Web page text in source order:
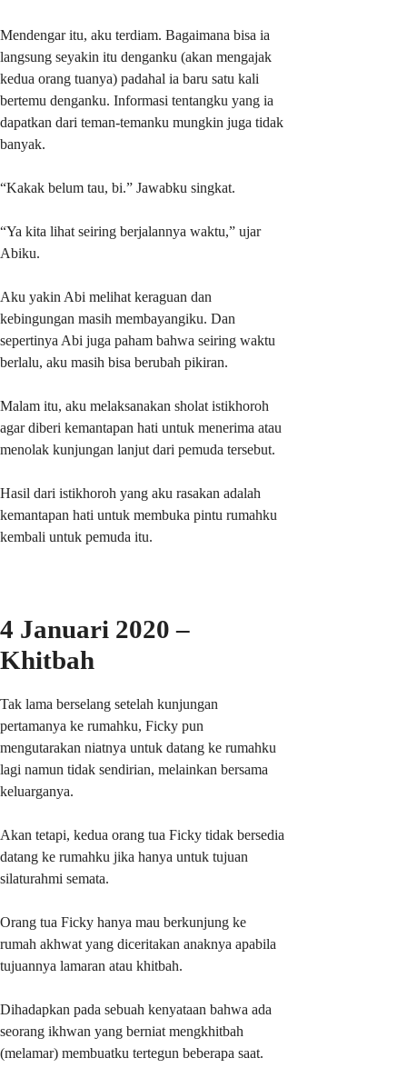
Mendengar itu, aku terdiam. Bagaimana bisa ia
langsung seyakin itu denganku (akan mengajak
kedua orang tuanya) padahal ia baru satu kali
bertemu denganku. Informasi tentangku yang ia
dapatkan dari teman-temanku mungkin juga tidak
banyak.
“Kakak belum tau, bi.” Jawabku singkat.
“Ya kita lihat seiring berjalannya waktu,” ujar
Abiku.
Aku yakin Abi melihat keraguan dan
kebingungan masih membayangiku. Dan
sepertinya Abi juga paham bahwa seiring waktu
berlalu, aku masih bisa berubah pikiran.
Malam itu, aku melaksanakan sholat istikhoroh
agar diberi kemantapan hati untuk menerima atau
menolak kunjungan lanjut dari pemuda tersebut.
Hasil dari istikhoroh yang aku rasakan adalah
kemantapan hati untuk membuka pintu rumahku
kembali untuk pemuda itu.
4 Januari 2020 –
Khitbah
Tak lama berselang setelah kunjungan
pertamanya ke rumahku, Ficky pun
mengutarakan niatnya untuk datang ke rumahku
lagi namun tidak sendirian, melainkan bersama
keluarganya.
Akan tetapi, kedua orang tua Ficky tidak bersedia
datang ke rumahku jika hanya untuk tujuan
silaturahmi semata.
Orang tua Ficky hanya mau berkunjung ke
rumah akhwat yang diceritakan anaknya apabila
tujuannya lamaran atau khitbah.
Dihadapkan pada sebuah kenyataan bahwa ada
seorang ikhwan yang berniat mengkhitbah
(melamar) membuatku tertegun beberapa saat.